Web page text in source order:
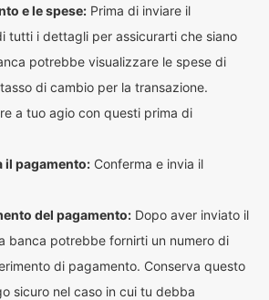
e le spese: Prima di inviare il
tutti i dettagli per assicurarti che siano
potrebbe visualizzare le spese di
di cambio per la transazione.
a tuo agio con questi prima di
il pagamento: Conferma e invia il
del pagamento: Dopo aver inviato il
banca potrebbe fornirti un numero di
di pagamento. Conserva questo
sicuro nel caso in cui tu debba